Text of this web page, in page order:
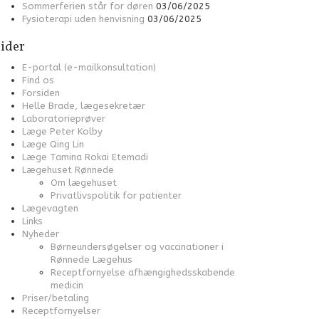
Sommerferien står for døren 03/06/2025
Fysioterapi uden henvisning 03/06/2025
E-portal (e-mailkonsultation)
Find os
Forsiden
Helle Brade, lægesekretær
Laboratorieprøver
Læge Peter Kolby
Læge Qing Lin
Læge Tamina Rokai Etemadi
Lægehuset Rønnede
Om lægehuset
Privatlivspolitik for patienter
Lægevagten
Links
Nyheder
Børneundersøgelser og vaccinationer i
Rønnede Lægehus
Receptfornyelse afhængighedsskabende
medicin
Priser/betaling
Receptfornyelser